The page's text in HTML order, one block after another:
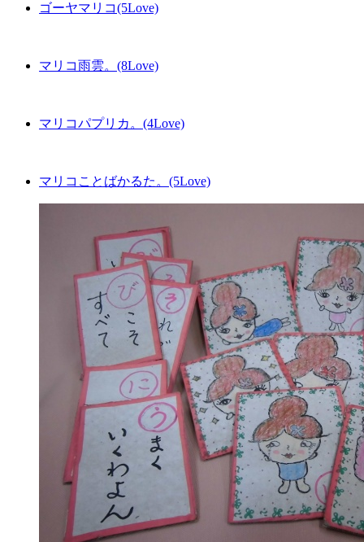
ゴーヤマリコ(5Love)
マリコ雨雲。(8Love)
マリコパプリカ。(4Love)
マリコことばかるた。(5Love)